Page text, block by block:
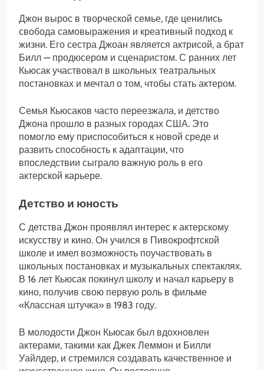
Джон вырос в творческой семье, где ценились
свобода самовыражения и креативный подход к
жизни. Его сестра Джоан является актрисой, а брат
Билл — продюсером и сценаристом. С ранних лет
Кьюсак участвовал в школьных театральных
постановках и мечтал о том, чтобы стать актером.
Семья Кьюсаков часто переезжала, и детство
Джона прошло в разных городах США. Это
помогло ему приспособиться к новой среде и
развить способность к адаптации, что
впоследствии сыграло важную роль в его
актерской карьере.
Детство и юность
С детства Джон проявлял интерес к актерскому
искусству и кино. Он учился в Пивокрофтской
школе и имел возможность поучаствовать в
школьных постановках и музыкальных спектаклях.
В 16 лет Кьюсак покинул школу и начал карьеру в
кино, получив свою первую роль в фильме
«Классная штучка» в 1983 году.
В молодости Джон Кьюсак был вдохновлен
актерами, такими как Джек Леммон и Билли
Уайлдер, и стремился создавать качественное и